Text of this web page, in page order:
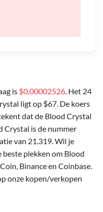
is $0,00002526. Het 24
ligt op $67. De koers
dat de Blood Crystal
Crystal is de nummer
van 21.319. Wil je
beste plekken om Blood
Binance en Coinbase.
onze kopen/verkopen